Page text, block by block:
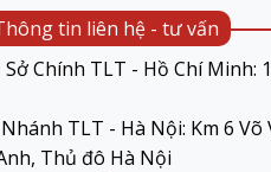
tin liên hệ - tư vấn
Chính TLT - Hồ Chí Minh:
TLT - Hà Nội: Km 6
Thủ đô Hà Nội